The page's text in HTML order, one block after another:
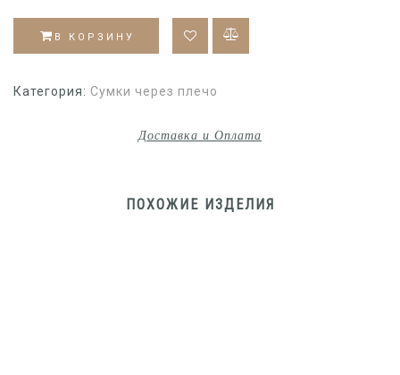
В КОРЗИНУ
Категория: Сумки через плечо
Доставка и Оплата
ПОХОЖИЕ ИЗДЕЛИЯ